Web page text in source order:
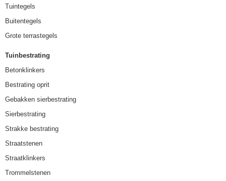
Tuintegels
Buitentegels
Grote terrastegels
Tuinbestrating
Betonklinkers
Bestrating oprit
Gebakken sierbestrating
Sierbestrating
Strakke bestrating
Straatstenen
Straatklinkers
Trommelstenen